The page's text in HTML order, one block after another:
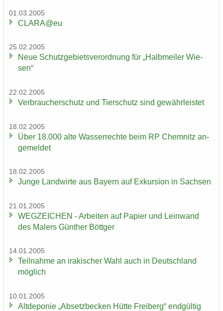
01.03.2005
CLARA@eu
25.02.2005
Neue Schutz­ge­biets­ver­ord­nung für „Halb­mei­ler Wie­
sen“
22.02.2005
Ver­brau­cher­schutz und Tier­schutz sind ge­währ­leis­tet
18.02.2005
Über 18.000 alte Was­ser­rech­te beim RP Chem­nitz an­
ge­mel­det
18.02.2005
Junge Land­wir­te aus Bay­ern auf Ex­kur­si­on in Sach­sen
21.01.2005
WEG­ZEI­CHEN - Ar­bei­ten auf Pa­pier und Lein­wand
des Ma­lers Gün­ther Bött­ger
14.01.2005
Teil­nah­me an ira­ki­scher Wahl auch in Deutsch­land
mög­lich
10.01.2005
Alt­de­po­nie „Ab­setz­be­cken Hütte Frei­berg“ end­gül­tig